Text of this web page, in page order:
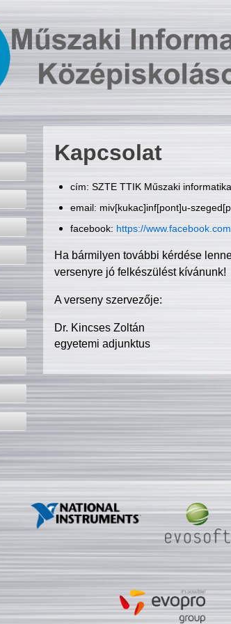
Kapcsolat
cím: SZTE TTIK Műszaki
email: miv[kukac]inf[pont]u-
facebook: https://
Ha bármilyen további kérdése
versenyre jó felkészülést kívánunk!
A verseny szervezője:
Dr. Kincses Zoltán
egyetemi adjunktus